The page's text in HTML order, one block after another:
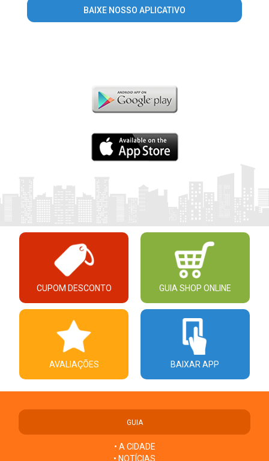
BAIXE NOSSO APLICATIVO
CUPOM DESCONTO GUIA SHOP ONLINE
AVALIAÇÕES BAIXAR APP
GUIA
• A CIDADE
• NOTÍCIAS